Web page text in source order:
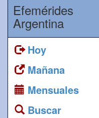
Efemérides
Argentina
Hoy
Mañana
Mensuales
Buscar